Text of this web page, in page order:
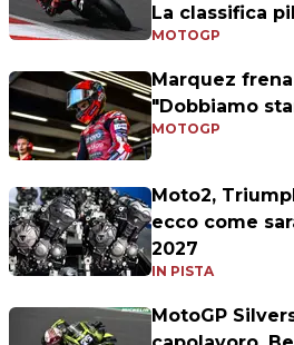
La classifica
MOTOGP
Marquez
"Dobbiamo
MOTOGP
Moto2,
ecco come
2027
IN PISTA
MotoGP